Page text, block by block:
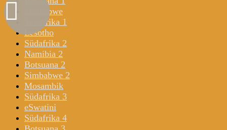
Simbabwe
Südafrika 1
Lesotho
Südafrika 2
Namibia 2
Botsuana 2
Simbabwe 2
Mosambik
Südafrika 3
eSwatini
Südafrika 4